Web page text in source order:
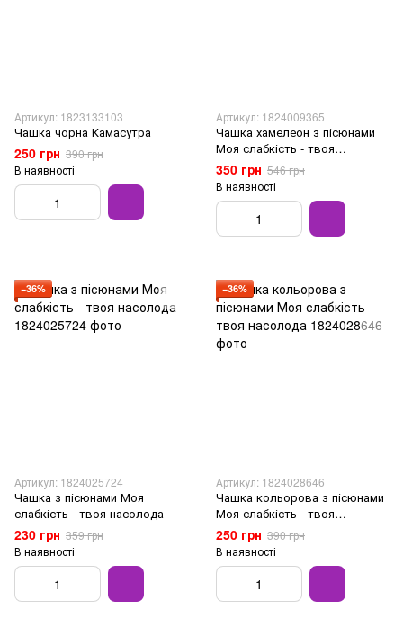
Артикул: 1823133103
Чашка чорна Камасутра
250 грн 390 грн
В наявності
Артикул: 1824009365
Чашка хамелеон з пісюнами
Моя слабкість - твоя
насолода
350 грн 546 грн
В наявності
−36%
Артикул: 1824025724
Чашка з пісюнами Моя
слабкість - твоя насолода
230 грн 359 грн
В наявності
−36%
Артикул: 1824028646
Чашка кольорова з пісюнами
Моя слабкість - твоя
насолода
250 грн 390 грн
В наявності